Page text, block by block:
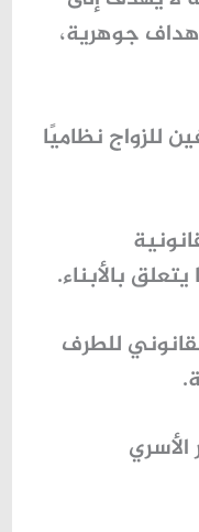
جوهرية،
للزواج نظاميًا
بالأبناء.
للطرف
الأسري